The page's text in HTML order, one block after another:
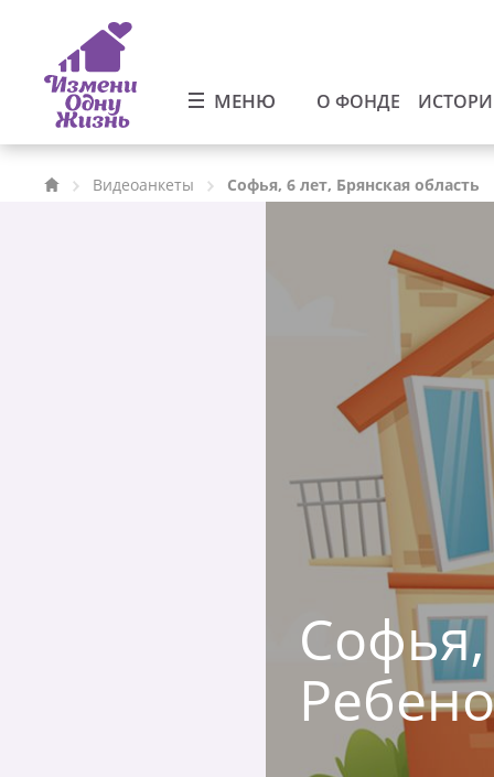
МЕНЮ О ФОНДЕ
Видеоанкеты Софья, 6 лет, Брянская область
Софья,